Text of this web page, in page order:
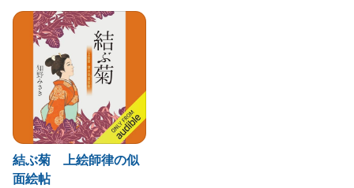
結ぶ菊 上絵師律の似
面絵帖